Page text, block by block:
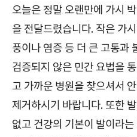
오늘은 정말 오랜만에 가시
을 전달드렸습니다. 작은 가
풍이나 염증 등 더 큰 고통과
검증되지 않은 민간 요법을
고 가까운 병원을 찾으셔서
제거하시기 바랍니다. 또한
없고 건강의 기본이 발이라